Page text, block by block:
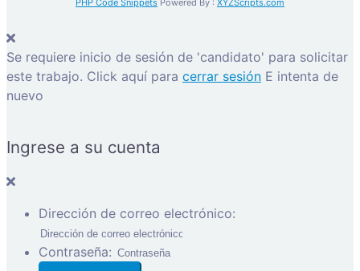
PHP Code Snippets Powered By : XYZScripts.com
Se requiere inicio de sesión de 'candidato' para solicitar
este trabajo. Click aquí para cerrar sesión E intenta de
nuevo
Ingrese a su cuenta
Dirección de correo electrónico:
Contraseña: